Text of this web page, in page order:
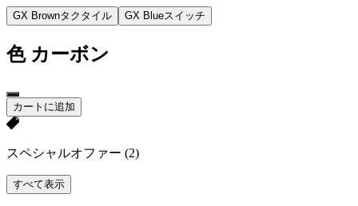
GX Brownタクタイル GX Blueスイッチ
色 カーボン
カートに追加
スペシャルオファー (2)
すべて表示